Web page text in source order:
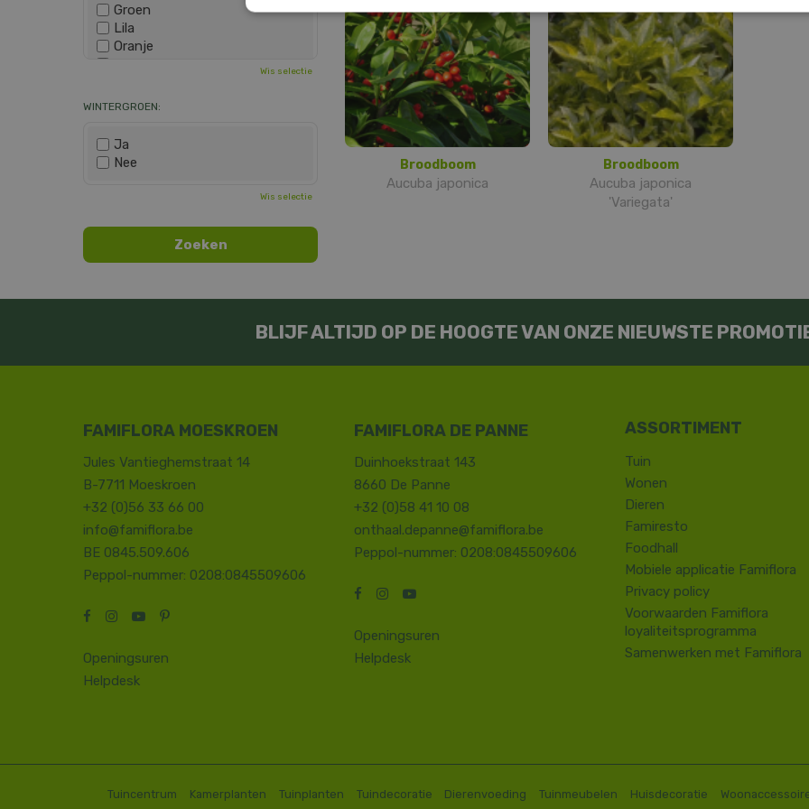
Broodboom
Aucuba japonica
Broodboom
Aucuba japonica
'Variegata'
Groen
Lila
Oranje
Roze
Zwart
Wis selectie
WINTERGROEN:
Ja
Nee
Wis selectie
BLIJF ALTIJD OP DE HOOGTE VAN ONZE NIEUWSTE
FAMIFLORA MOESKROEN
Jules Vantieghemstraat 14
B-7711 Moeskroen
+32 (0)56 33 66 00
info@famiflora.be
BE 0845.509.606
Peppol-nummer: 0208:0845509606
Openingsuren
Helpdesk
FAMIFLORA DE PANNE
Duinhoekstraat 143
8660 De Panne
+32 (0)58 41 10 08
onthaal.depanne@famiflora.be
Peppol-nummer: 0208:0845509606
Openingsuren
Helpdesk
Tuin
Wonen
Dieren
Famiresto
Foodhall
Mobiele applicatie Famiflora
Privacy policy
Voorwaarden Famiflora
loyaliteitsprogramma
Samenwerken met Famiflora
Tuincentrum Kamerplanten Tuinplanten Tuindecoratie Dierenvoeding Tuinmeubelen Huisdecoratie